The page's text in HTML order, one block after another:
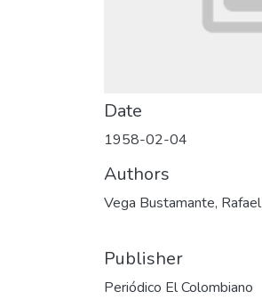
Date
1958-02-04
Authors
Vega Bustamante, Rafael
Publisher
Periódico El Colombiano